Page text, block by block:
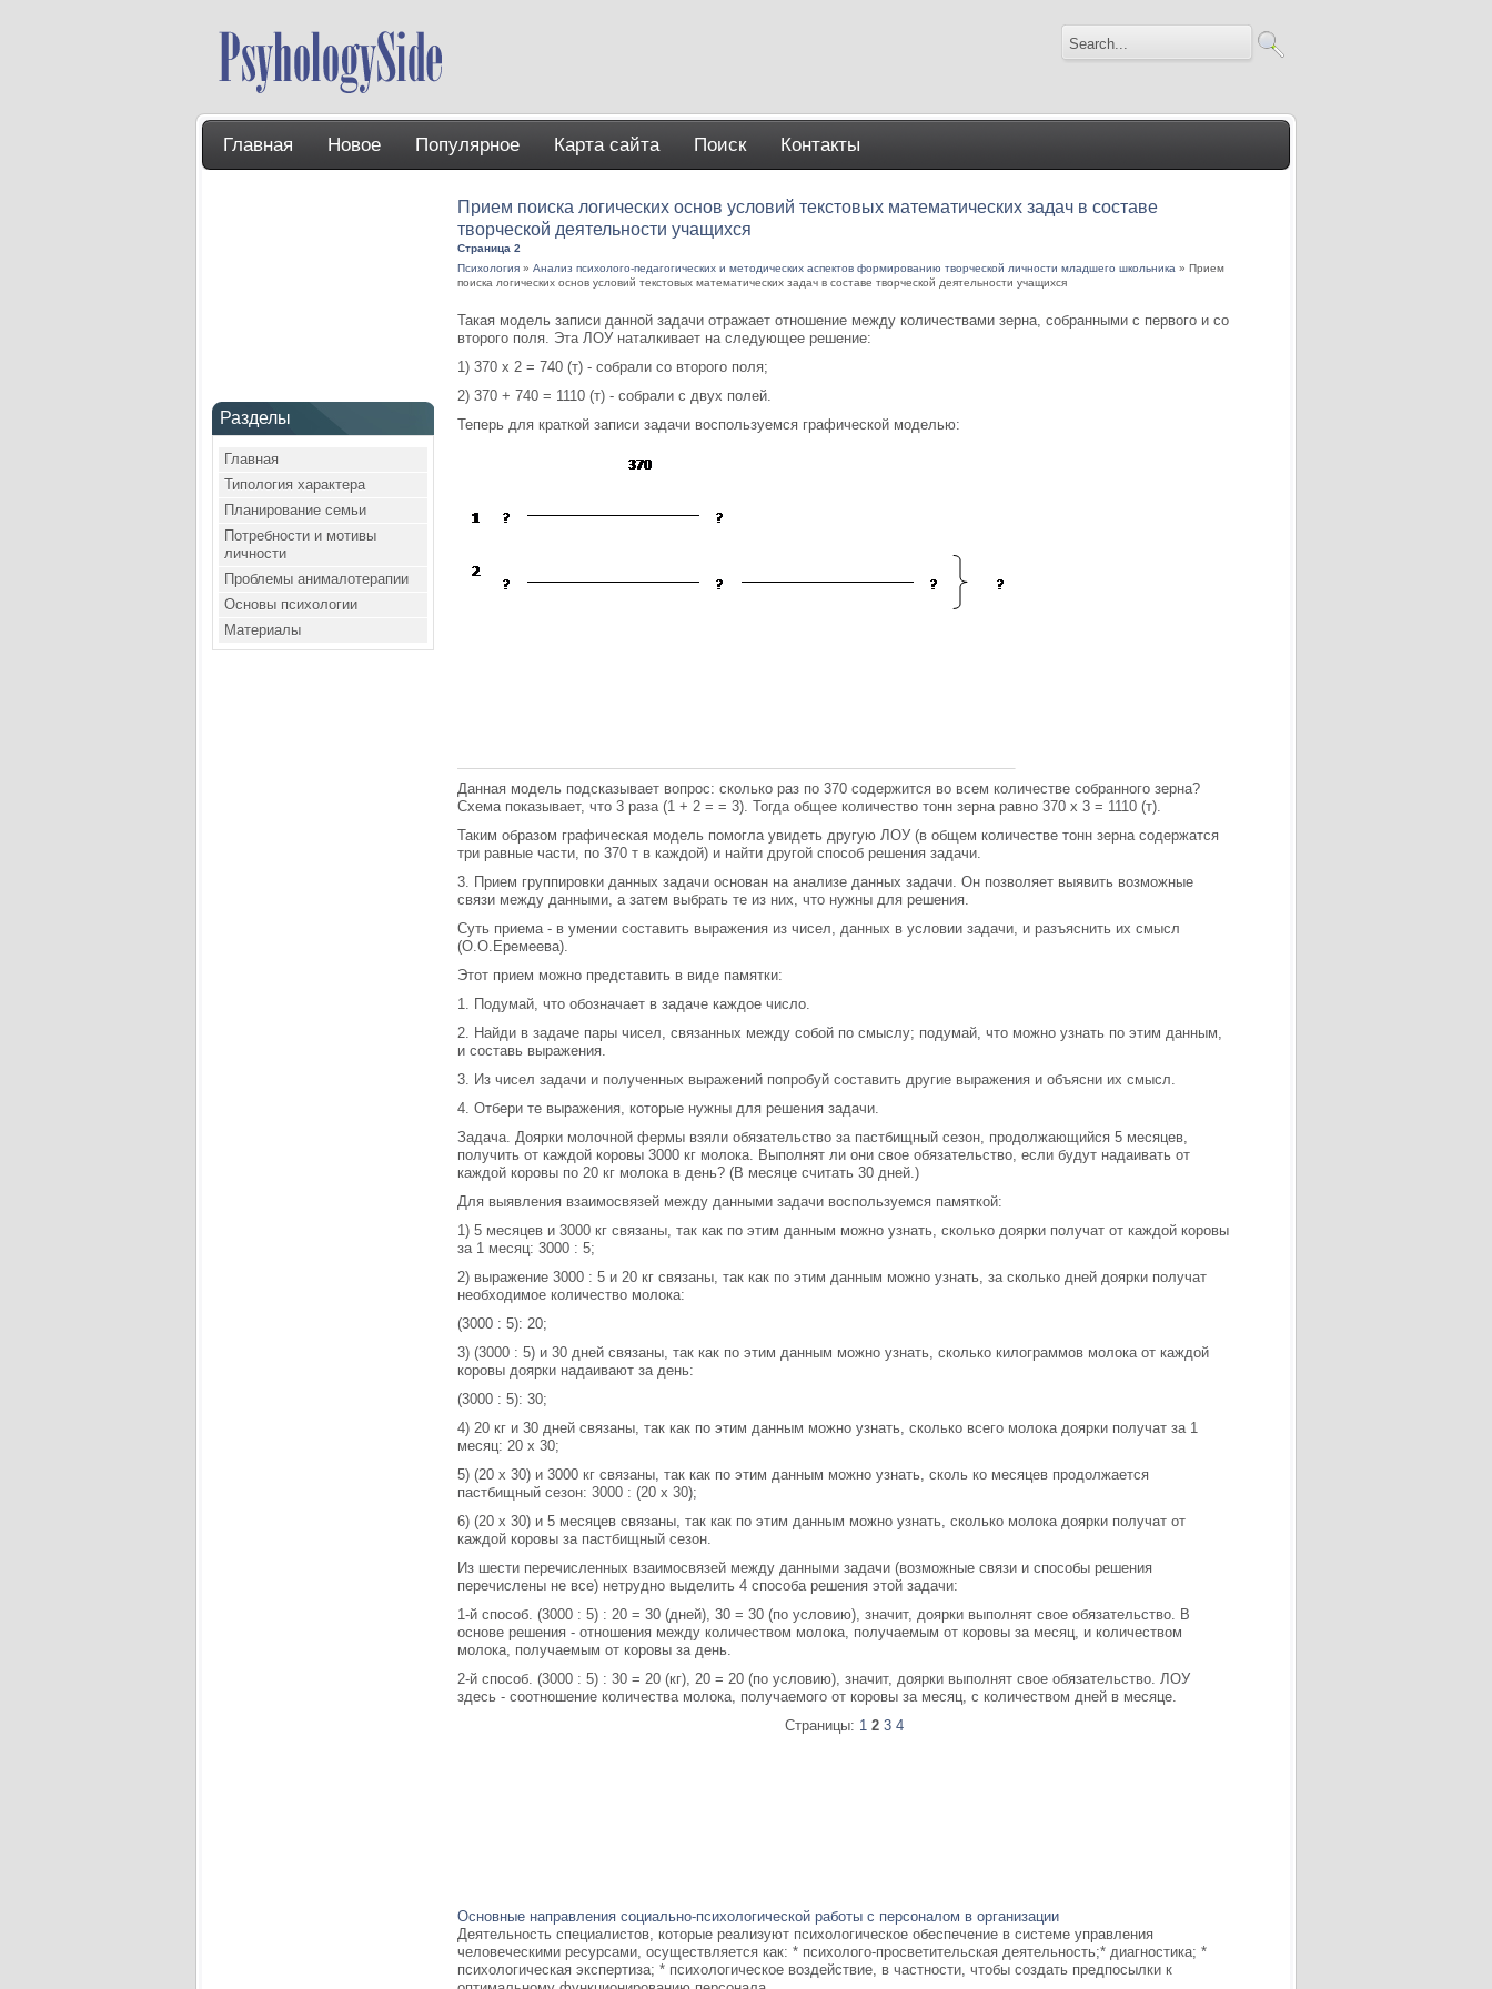
Главная Новое Популярное Карта сайта Поиск Контакты
Разделы
Главная
Типология характера
Планирование семьи
Потребности и мотивы
личности
Проблемы анималотерапии
Основы психологии
Материалы
Прием поиска логических основ условий текстовых математических задач в составе
творческой деятельности учащихся
Страница 2
Психология » Анализ психолого-педагогических и методических аспектов формированию творческой личности младшего школьника » Прием
поиска логических основ условий текстовых математических задач в составе творческой деятельности учащихся
Такая модель записи данной задачи отражает отношение между количествами зерна, собранными с первого и со
второго поля. Эта ЛОУ наталкивает на следующее решение:
1) 370 х 2 = 740 (т) - собрали со второго поля;
2) 370 + 740 = 1110 (т) - собрали с двух полей.
Теперь для краткой записи задачи воспользуемся графической моделью:
Данная модель подсказывает вопрос: сколько раз по 370 содержится во всем количестве собранного зерна?
Схема показывает, что 3 раза (1 + 2 = = 3). Тогда общее количество тонн зерна равно 370 х 3 = 1110 (т).
Таким образом графическая модель помогла увидеть другую ЛОУ (в общем количестве тонн зерна содержатся
три равные части, по 370 т в каждой) и найти другой способ решения задачи.
3. Прием группировки данных задачи основан на анализе данных задачи. Он позволяет выявить возможные
связи между данными, а затем выбрать те из них, что нужны для решения.
Суть приема - в умении составить выражения из чисел, данных в условии задачи, и разъяснить их смысл
(О.О.Еремеева).
Этот прием можно представить в виде памятки:
1. Подумай, что обозначает в задаче каждое число.
2. Найди в задаче пары чисел, связанных между собой по смыслу; подумай, что можно узнать по этим данным,
и составь выражения.
3. Из чисел задачи и полученных выражений попробуй составить другие выражения и объясни их смысл.
4. Отбери те выражения, которые нужны для решения задачи.
Задача. Доярки молочной фермы взяли обязательство за пастбищный сезон, продолжающийся 5 месяцев,
получить от каждой коровы 3000 кг молока. Выполнят ли они свое обязательство, если будут надаивать от
каждой коровы по 20 кг молока в день? (В месяце считать 30 дней.)
Для выявления взаимосвязей между данными задачи воспользуемся памяткой:
1) 5 месяцев и 3000 кг связаны, так как по этим данным можно узнать, сколько доярки получат от каждой коровы
за 1 месяц: 3000 : 5;
2) выражение 3000 : 5 и 20 кг связаны, так как по этим данным можно узнать, за сколько дней доярки получат
необходимое количество молока:
(3000 : 5): 20;
3) (3000 : 5) и 30 дней связаны, так как по этим данным можно узнать, сколько килограммов молока от каждой
коровы доярки надаивают за день:
(3000 : 5): 30;
4) 20 кг и 30 дней связаны, так как по этим данным можно узнать, сколько всего молока доярки получат за 1
месяц: 20 х 30;
5) (20 х 30) и 3000 кг связаны, так как по этим данным можно узнать, сколь ко месяцев продолжается
пастбищный сезон: 3000 : (20 х 30);
6) (20 х 30) и 5 месяцев связаны, так как по этим данным можно узнать, сколько молока доярки получат от
каждой коровы за пастбищный сезон.
Из шести перечисленных взаимосвязей между данными задачи (возможные связи и способы решения
перечислены не все) нетрудно выделить 4 способа решения этой задачи:
1-й способ. (3000 : 5) : 20 = 30 (дней), 30 = 30 (по условию), значит, доярки выполнят свое обязательство. В
основе решения - отношения между количеством молока, получаемым от коровы за месяц, и количеством
молока, получаемым от коровы за день.
2-й способ. (3000 : 5) : 30 = 20 (кг), 20 = 20 (по условию), значит, доярки выполнят свое обязательство. ЛОУ
здесь - соотношение количества молока, получаемого от коровы за месяц, с количеством дней в месяце.
Страницы: 1 2 3 4
Основные направления социально-психологической работы с персоналом в организации
Деятельность специалистов, которые реализуют психологическое обеспечение в системе управления
человеческими ресурсами, осуществляется как: * психолого-просветительская деятельность;* диагностика; *
психологическая экспертиза; * психологическое воздействие, в частности, чтобы создать предпосылки к